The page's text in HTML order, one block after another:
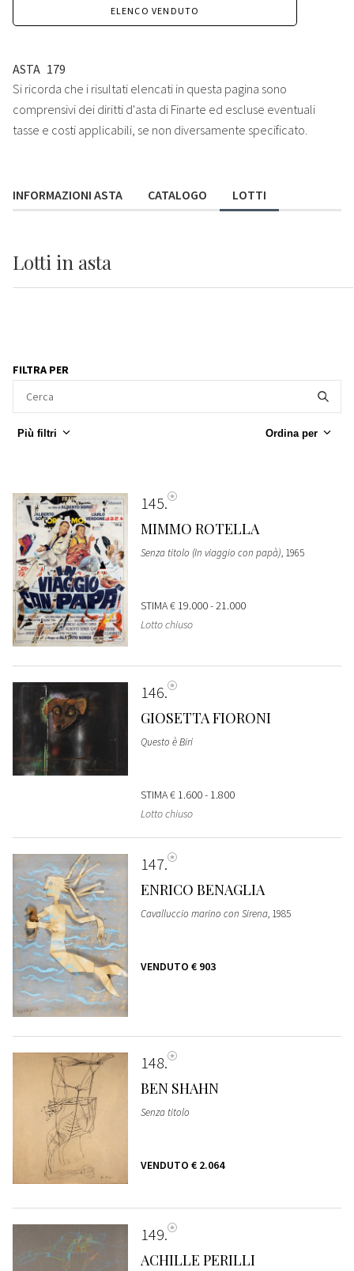
ELENCO VENDUTO
ASTA 179
Si ricorda che i risultati elencati in questa pagina sono
comprensivi dei diritti d'asta di Finarte ed escluse eventuali
tasse e costi applicabili, se non diversamente specificato.
INFORMAZIONI ASTA CATALOGO LOTTI
Lotti in asta
FILTRA PER
Più filtri Ordina per
145
MIMMO ROTELLA
Senza titolo (In viaggio con papà), 1965
STIMA€ 19.000 - 21.000
Lotto chiuso
146
GIOSETTA FIORONI
Questo è Biri
STIMA€ 1.600 - 1.800
Lotto chiuso
147
ENRICO BENAGLIA
Cavalluccio marino con Sirena, 1985
VENDUTO € 903
148
BEN SHAHN
Senza titolo
VENDUTO € 2.064
149
ACHILLE PERILLI